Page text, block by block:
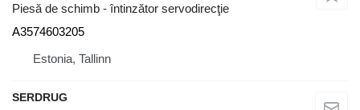
Piesă de schimb - întinzător servodirecţie
А3574603205
Estonia, Tallinn
SERDRUG